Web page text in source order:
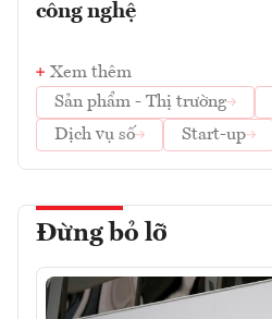
công nghệ
Xem thêm
Sản phẩm - Thị trường
Dịch vụ số
Start-up
Đừng bỏ lỡ